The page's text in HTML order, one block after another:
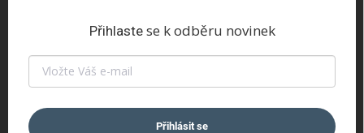
Přihlastese k odběru novinek
Přihlásit se